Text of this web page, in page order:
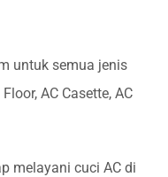
untuk semua jenis
AC Casette, AC
melayani cuci AC di